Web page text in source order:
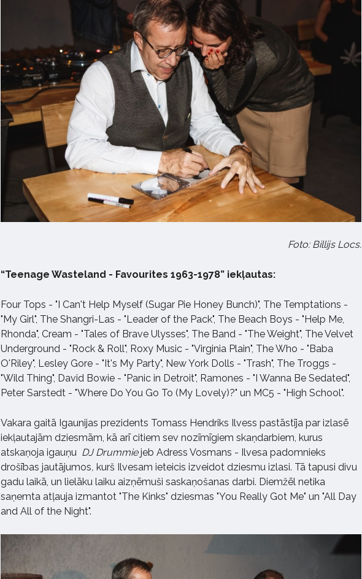
Foto: Billijs Locs.
“Teenage Wasteland - Favourites 1963-1978” iekļautas:
Four Tops - "I Can't Help Myself (Sugar Pie Honey Bunch)", The Temptations -
"My Girl", The Shangri-Las - "Leader of the Pack", The Beach Boys - "Help Me,
Rhonda", Cream - "Tales of Brave Ulysses", The Band - "The Weight", The Velvet
Underground - "Rock & Roll", Roxy Music - "Virginia Plain", The Who - "Baba
O'Riley", Lesley Gore - "It's My Party", New York Dolls - "Trash", The Troggs -
"Wild Thing", David Bowie - "Panic in Detroit", Ramones - "I Wanna Be Sedated",
Peter Sarstedt - "Where Do You Go To (My Lovely)?" un MC5 - "High School".
Vakara gaitā Igaunijas prezidents Tomass Hendriks Ilvess pastāstīja par izlasē
iekļautajām dziesmām, kā arī citiem sev nozīmīgiem skaņdarbiem, kurus
atskaņoja igauņu DJ Drummiejeb Adress Vosmans - Ilvesa padomnieks
drošības jautājumos, kurš Ilvesam ieteicis izveidot dziesmu izlasi. Tā tapusi divu
gadu laikā, un lielāku laiku aizņēmuši saskaņošanas darbi. Diemžēl netika
saņemta atļauja izmantot "The Kinks" dziesmas "You Really Got Me" un "All Day
and All of the Night".